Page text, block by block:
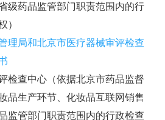
级药品监管部门职责范围内的行
）
理局和北京市医疗器械审评检查
查中心（依据北京市药品监督
品生产环节、化妆品互联网销售
监管部门职责范围内的行政检查